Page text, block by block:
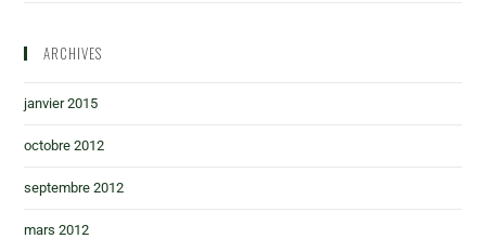
ARCHIVES
janvier 2015
octobre 2012
septembre 2012
mars 2012